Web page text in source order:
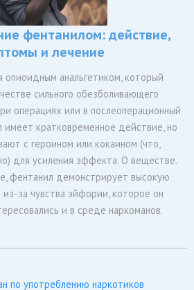
фентанилом: действие,
и лечение
опиоидным анальгетиком, который
сильного обезболивающего
операциях или в послеоперационный
кратковременное действие, но
с героином или кокаином (что,
для усиления эффекта. О веществе.
фентанил демонстрирует высокую
за чувства эйфории, которое он
и в среде наркоманов.